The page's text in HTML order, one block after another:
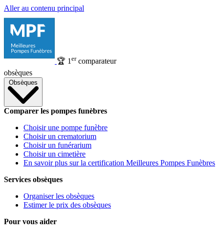
Aller au contenu principal
🏆 1 ercomparateur
obsèques
Obsèques
Comparer les pompes funèbres
Choisir une pompe funèbre
Choisir un crematorium
Choisir un funérarium
Choisir un cimetière
En savoir plus sur la certification Meilleures Pompes Funèbres
Services obsèques
Organiser les obsèques
Estimer le prix des obsèques
Pour vous aider